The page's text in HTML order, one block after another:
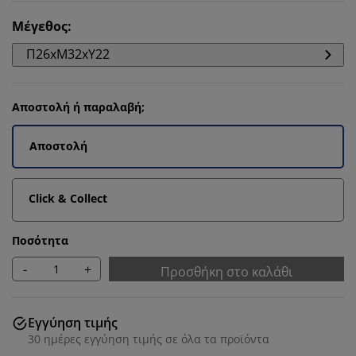
Μέγεθος:
Π26xΜ32xΥ22
Αποστολή ή παραλαβή;
Αποστολή
Click & Collect
Ποσότητα
- + Προσθήκη στο καλάθι
Εγγύηση τιμής
30 ημέρες εγγύηση τιμής σε όλα τα προϊόντα